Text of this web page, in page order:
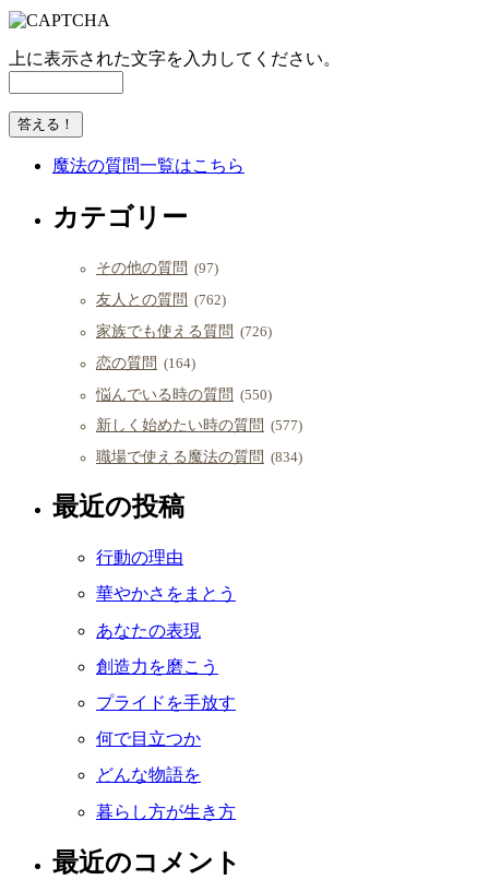
上に表示された文字を入力してください。
魔法の質問一覧はこちら
カテゴリー
その他の質問 (97)
友人との質問 (762)
家族でも使える質問 (726)
恋の質問 (164)
悩んでいる時の質問 (550)
新しく始めたい時の質問 (577)
職場で使える魔法の質問 (834)
最近の投稿
行動の理由
華やかさをまとう
あなたの表現
創造力を磨こう
プライドを手放す
何で目立つか
どんな物語を
暮らし方が生き方
最近のコメント